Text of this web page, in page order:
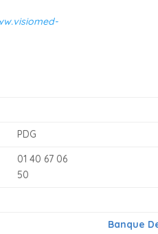
PDG
01 40 67 06
50
Banque